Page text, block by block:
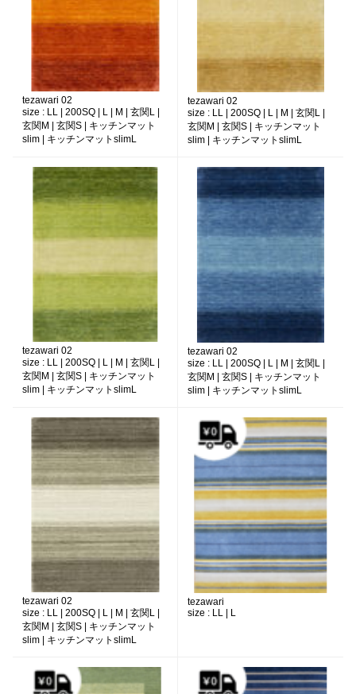
tezawari 02
size : LL | 200SQ | L | M | 玄関L |
玄関M | 玄関S | キッチンマット
slim | キッチンマットslimL
tezawari 02
size : LL | 200SQ | L | M | 玄関L |
玄関M | 玄関S | キッチンマット
slim | キッチンマットslimL
tezawari 02
size : LL | 200SQ | L | M | 玄関L |
玄関M | 玄関S | キッチンマット
slim | キッチンマットslimL
tezawari 02
size : LL | 200SQ | L | M | 玄関L |
玄関M | 玄関S | キッチンマット
slim | キッチンマットslimL
tezawari 02
size : LL | 200SQ | L | M | 玄関L |
玄関M | 玄関S | キッチンマット
slim | キッチンマットslimL
tezawari
size : LL | L